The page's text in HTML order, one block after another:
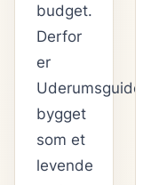
budget.
Derfor
er
Uderumsguiden
bygget
som et
levende